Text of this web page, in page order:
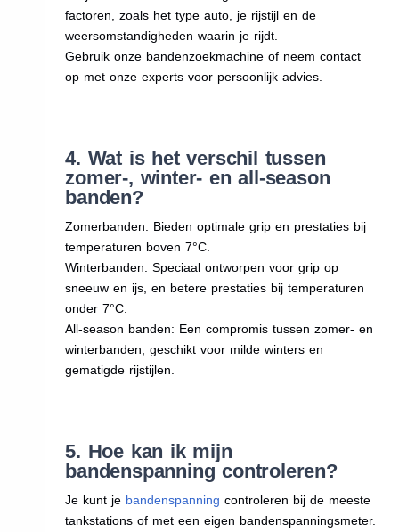
factoren, zoals het type auto, je rijstijl en de
weersomstandigheden waarin je rijdt.
Gebruik onze bandenzoekmachine of neem contact
op met onze experts voor persoonlijk advies.
4. Wat is het verschil tussen
zomer-, winter- en all-season
banden?
Zomerbanden: Bieden optimale grip en prestaties bij
temperaturen boven 7°C.
Winterbanden: Speciaal ontworpen voor grip op
sneeuw en ijs, en betere prestaties bij temperaturen
onder 7°C.
All-season banden: Een compromis tussen zomer- en
winterbanden, geschikt voor milde winters en
gematigde rijstijlen.
5. Hoe kan ik mijn
bandenspanning controleren?
Je kunt je bandenspanning controleren bij de meeste
tankstations of met een eigen bandenspanningsmeter.